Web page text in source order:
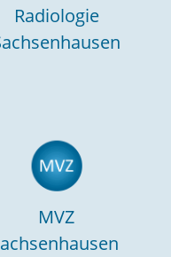
Radiologie
MVZ